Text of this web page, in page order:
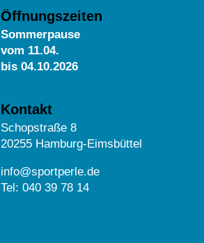
Öffnungszeiten
Sommerpause
vom 11.04.
bis 04.10.2026
Kontakt
Schopstraße 8
20255 Hamburg-Eimsbüttel
info@sportperle.de
Tel: 040 39 78 14